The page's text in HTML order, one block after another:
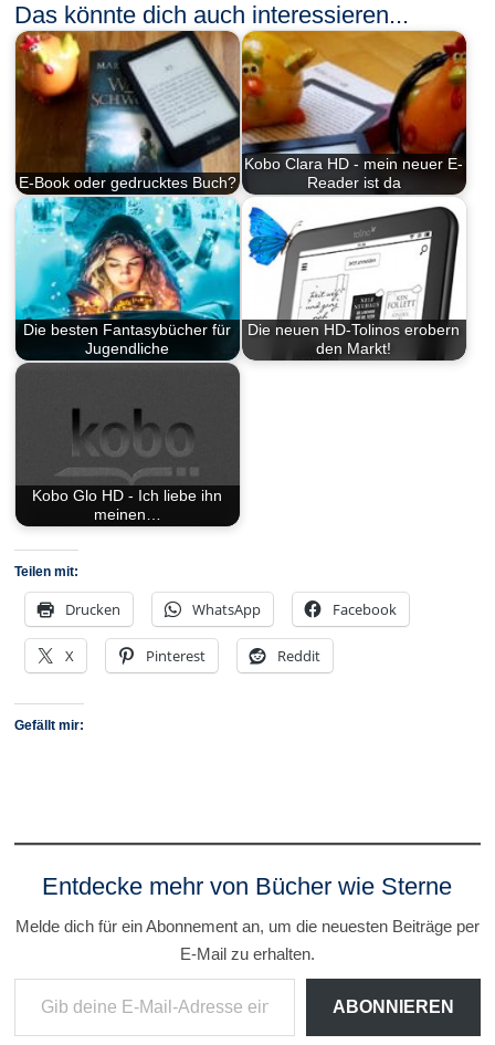
Das könnte dich auch interessieren...
E-Book oder gedrucktes Buch?
Kobo Clara HD - mein neuer E-
Reader ist da
Die besten Fantasybücher für
Jugendliche
Die neuen HD-Tolinos erobern
den Markt!
Kobo Glo HD - Ich liebe ihn
meinen…
Teilen mit:
Drucken WhatsApp Facebook
X Pinterest Reddit
Gefällt mir:
Entdecke mehr von Bücher wie Sterne
Melde dich für ein Abonnement an, um die neuesten Beiträge per
E-Mail zu erhalten.
Gib deine E-Mail-Adresse ein ...
ABONNIEREN